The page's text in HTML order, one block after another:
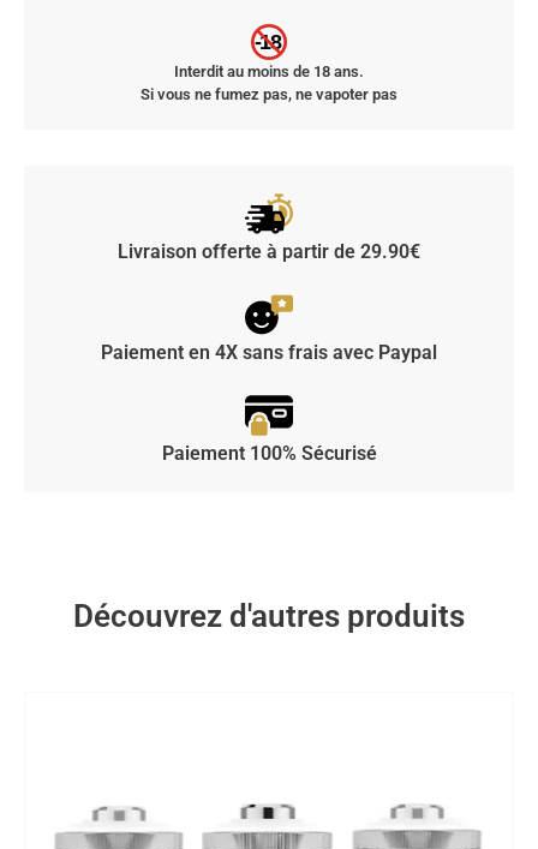
-18
Interdit au moins de 18 ans.
Si vous ne fumez pas, ne vapoter pas
Livraison offerte à partir de 29.90€
Paiement en 4X sans frais avec Paypal
Paiement 100% Sécurisé
Découvrez d'autres produits